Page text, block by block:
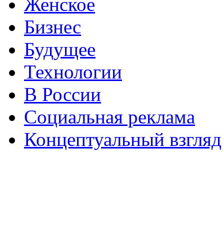
Бизнес
Будущее
Технологии
В России
Социальная реклама
Концептуальный взгляд